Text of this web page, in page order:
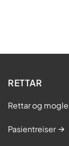
RETTAR
Rettar og
Pasientreiser